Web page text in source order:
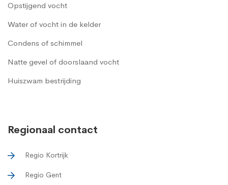
Opstijgend vocht
Water of vocht in de kelder
Condens of schimmel
Natte gevel of doorslaand vocht
Huiszwam bestrijding
Regionaal contact
Regio Kortrijk
Regio Gent